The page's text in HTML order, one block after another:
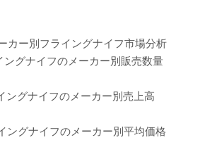
カー別フライングナイフ市場分析
ングナイフのメーカー別販売数量
ングナイフのメーカー別売上高
ングナイフのメーカー別平均価格